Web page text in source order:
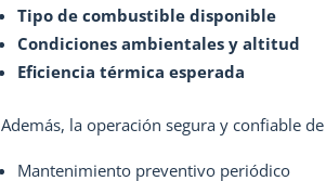
Tipo de combustible disponible
Condiciones ambientales y altitud
Eficiencia térmica esperada
Además, la operación segura y confiable
Mantenimiento preventivo periódico